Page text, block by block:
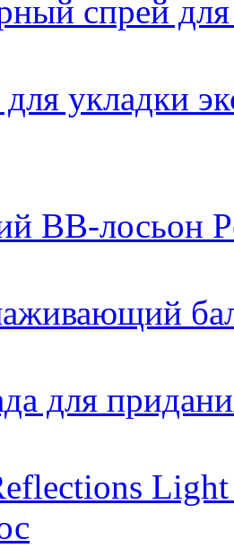
спрей
укладки
BB-лосьон
для